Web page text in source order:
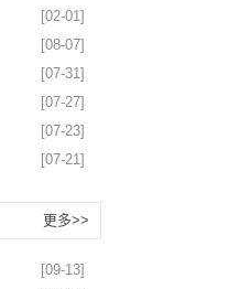
[02-01]
[08-07]
[07-31]
[07-27]
[07-23]
[07-21]
更多>>
[09-13]